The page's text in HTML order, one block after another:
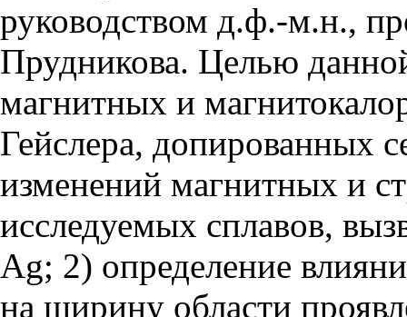
руководством д.ф.-м.н.,
Прудникова. Целью
магнитных и
Гейслера, допированных
изменений магнитных и
исследуемых сплавов,
Ag; 2) определение
на ширину области